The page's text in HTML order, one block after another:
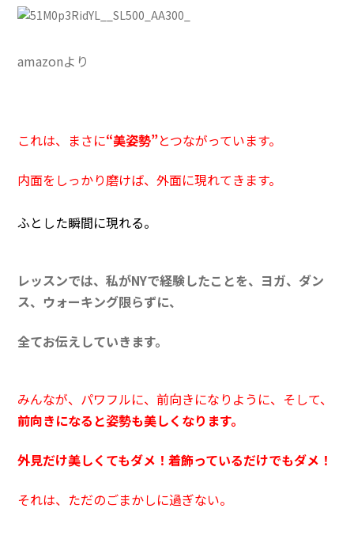
amazonより
これは、まさに“美姿勢”とつながっています。
内面をしっかり磨けば、外面に現れてきます。
ふとした瞬間に現れる。
レッスンでは、私がNYで経験したことを、ヨガ、ダン
ス、ウォーキング限らずに、
全てお伝えしていきます。
みんなが、パワフルに、前向きになりように、そして、
前向きになると姿勢も美しくなります。
外見だけ美しくてもダメ！着飾っているだけでもダメ！
それは、ただのごまかしに過ぎない。